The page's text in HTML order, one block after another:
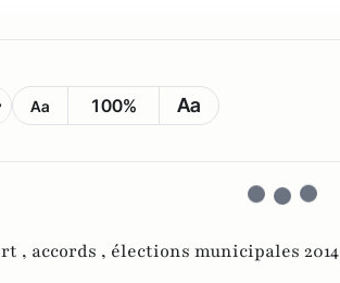
Aa 100% Aa
, accords , élections municipales 2014